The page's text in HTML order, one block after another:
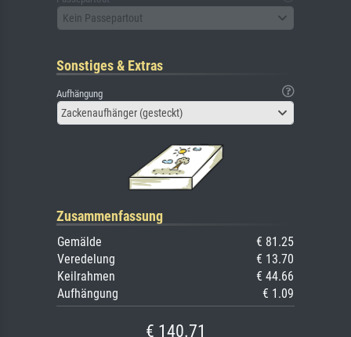
Kein Passepartout
Sonstiges & Extras
Aufhängung
Zackenaufhänger (gesteckt)
Zusammenfassung
Gemälde
€ 81.25
Veredelung
€ 13.70
Keilrahmen
€ 44.66
Aufhängung
€ 1.09
€ 140.71